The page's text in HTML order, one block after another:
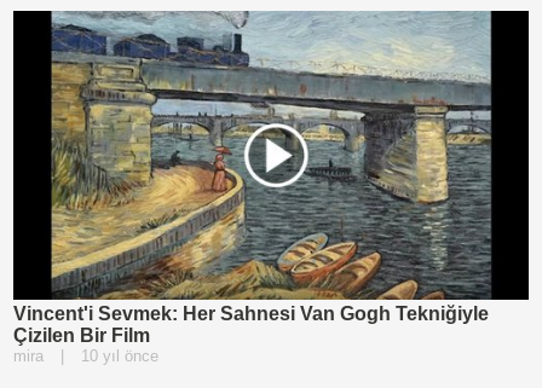
Vincent'i Sevmek: Her Sahnesi Van Gogh Tekniğiyle
Çizilen Bir Film
mira 10 yıl önce